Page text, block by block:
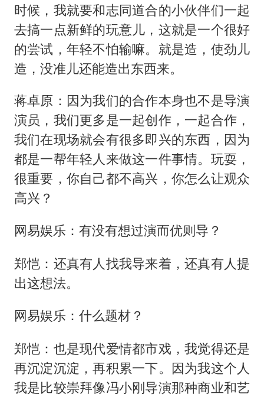
时候，我就要和志同道合的小伙伴们一起
去搞一点新鲜的玩意儿，这就是一个很好
的尝试，年轻不怕输嘛。就是造，使劲儿
造，没准儿还能造出东西来。
蒋卓原：因为我们的合作本身也不是导演
演员，我们更多是一起创作，一起合作，
我们在现场就会有很多即兴的东西，因为
都是一帮年轻人来做这一件事情。玩耍，
很重要，你自己都不高兴，你怎么让观众
高兴？
网易娱乐：有没有想过演而优则导？
郑恺：还真有人找我导来着，还真有人提
出这想法。
网易娱乐：什么题材？
郑恺：也是现代爱情都市戏，我觉得还是
再沉淀沉淀，再积累一下。因为我这个人
我是比较崇拜像冯小刚导演那种商业和艺